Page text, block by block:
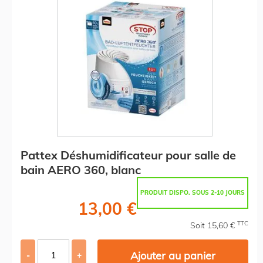
Pattex Déshumidificateur pour salle de
bain AERO 360, blanc
PRODUIT DISPO. SOUS 2-10 JOURS
13,00 €
Soit 15,60 € TTC
- + Ajouter au panier